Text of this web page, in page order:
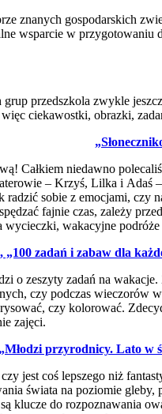
znanych gospodarskich
wsparcie w przygotowaniu
przedszkola zwykle
ciekawostki, obrazki,
Całkiem niedawno
– Krzyś, Lilka i Adaś
sobie z emocjami, czy
fajnie czas, zależy
wycieczki, wakacyjne
, „100 zadań i zabaw dla
o zeszyty zadań na
czy podczas wieczorów
czy kolorować.
zajęci.
„Młodzi przyrodnicy. Lato w
jest coś lepszego niż
świata na poziomie
klucze do rozpoznawania